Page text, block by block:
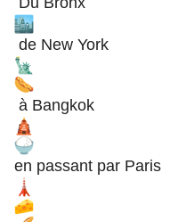
de New York
à Bangkok
en passant par Paris